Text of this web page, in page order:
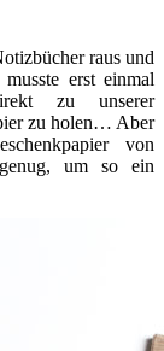
raus und
erst einmal
zu unserer
zu holen… Aber
von
um so ein